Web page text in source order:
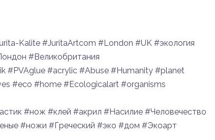
Kalite #JuritaArtcom #London #UK #экология
#Великобритания
#PVAglue #acrylic #Abuse #Humanity #planet
#eco #home #Ecologicalart #organisms
#нож #клей #акрил #Насилие #Человечество
#ножи #Греческий #эко #дом #Экоарт